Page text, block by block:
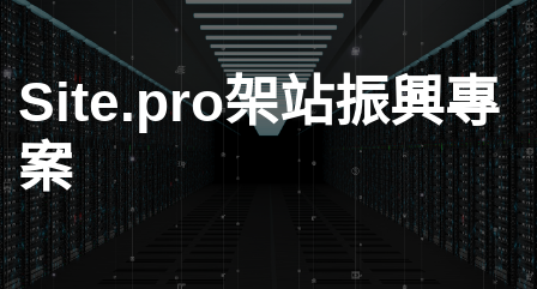
Site.pro架站振興專
案